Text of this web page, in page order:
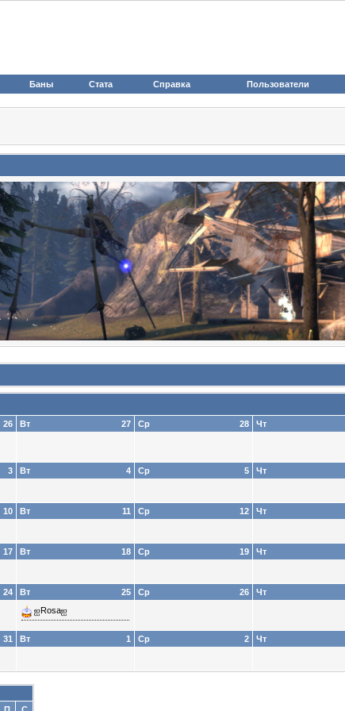
Баны Стата Справка Пользователи
26 27
Вт 28
Ср Чт
3 4
Вт 5
Ср Чт
10 11
Вт 12
Ср Чт
17 18
Вт 19
Ср Чт
24 25
Вт
ஐRosaஐ
26
Ср Чт
31 1
Вт 2
Ср Чт